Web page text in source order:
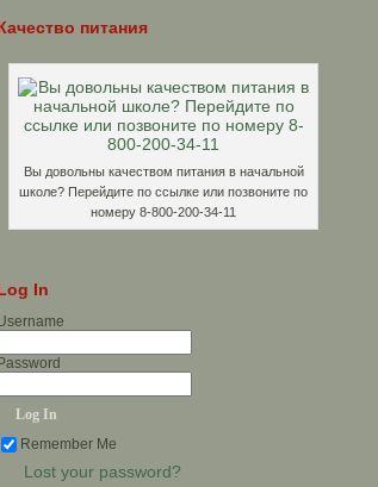
питания
Вы довольны качеством питания в начальной
школе? Перейдите по ссылке или позвоните по
номеру 8-800-200-34-11
In
Password
Remember Me
Lost your password?